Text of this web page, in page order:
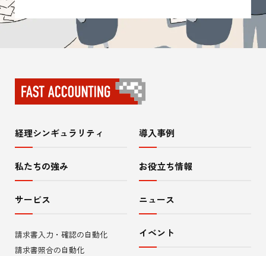
サ
イ
内
メ
経理シンギュラリティ
私たちの強み
サービス
請求書入力・確認の自動化
請求書照合の自動化
導入事例
お役立ち情報
ニュース
イベント